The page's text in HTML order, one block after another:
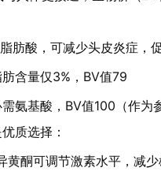
肪酸，可减少头皮炎症，
肪含量仅3%，BV值79
氨基酸，BV值100（作为
质选择：
黄酮可调节激素水平，减